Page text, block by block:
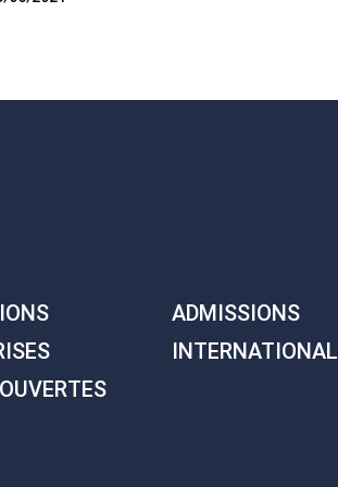
ADMISSIONS
INTERNATIONAL